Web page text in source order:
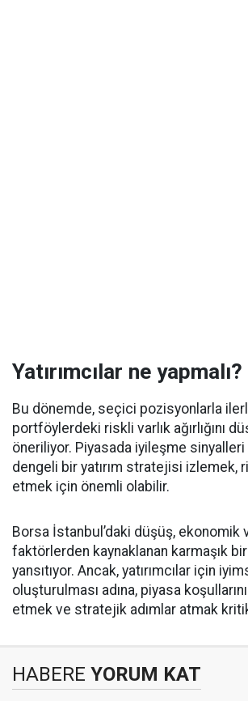
Yatırımcılar ne yapmalı?
Bu dönemde, seçici pozisyonlarla
portföylerdeki riskli varlık ağırlığını
öneriliyor. Piyasada iyileşme
dengeli bir yatırım stratejisi izlemek,
etmek için önemli olabilir.
Borsa İstanbul’daki düşüş, ekonomik
faktörlerden kaynaklanan karmaşık
yansıtıyor. Ancak, yatırımcılar için
oluşturulması adına, piyasa
etmek ve stratejik adımlar atmak
HABERE YORUM KAT